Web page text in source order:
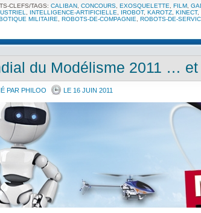
CLEFS/TAGS: CALIBAN CONCOURS EXOSQUELETTE FILM
INTELLIGENCE-ARTIFICIELLE IROBOT, KAROTZ KINECT,
MILITAIRE
ROBOTS-DE-COMPAGNIE ROBOTS-DE-
du Modélisme 2011 …
PAR PHILOO LE 16 JUIN 2011